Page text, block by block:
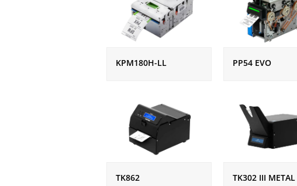
KPM180H-LL PP54 EVO
TK862 TK302 III METAL